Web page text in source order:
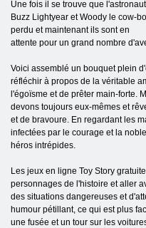
Une fois il se trouve que
Buzz Lightyear et Woody le cow-
perdu et maintenant ils sont en
attente pour un grand nombre
Voici assemblé un bouquet plein
réfléchir à propos de la véritable
l'égoïsme et de prêter main-forte.
devons toujours eux-mêmes et
et de bravoure. En regardant les
infectées par le courage et la
héros intrépides.
Les jeux en ligne Toy Story
personnages de l'histoire et aller
des situations dangereuses et
humour pétillant, ce qui est plus
une fusée et un tour sur les